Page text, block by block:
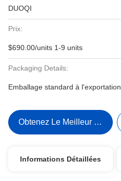
DUOQI
Prix:
$690.00/units 1-9 units
Packaging Details:
Emballage standard à l'exportation
Obtenez Le Meilleur Prix
Informations Détaillées